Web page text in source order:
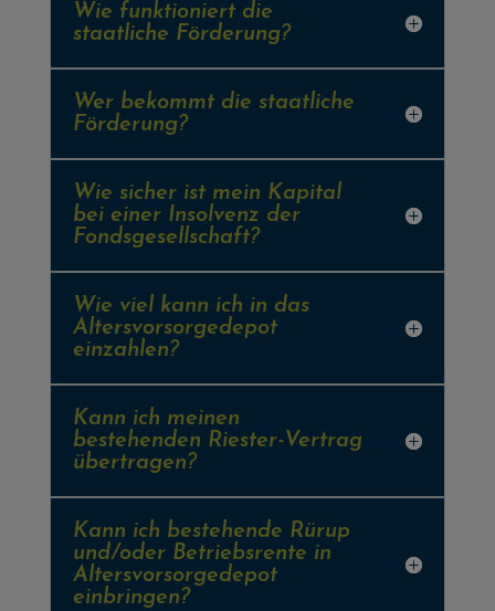
Wie funktioniert die
staatliche Förderung?
Wer bekommt die staatliche
Förderung?
Wie sicher ist mein Kapital
bei einer Insolvenz der
Fondsgesellschaft?
Wie viel kann ich in das
Altersvorsorgedepot
einzahlen?
Kann ich meinen
bestehenden Riester-Vertrag
übertragen?
Kann ich bestehende Rürup
und/oder Betriebsrente in
Altersvorsorgedepot
einbringen?